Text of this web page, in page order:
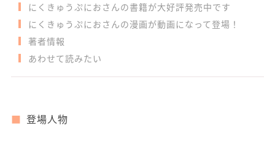
にくきゅうぷにおさんの書籍が大好評発売中です
にくきゅうぷにおさんの漫画が動画になって登場！
著者情報
あわせて読みたい
登場人物